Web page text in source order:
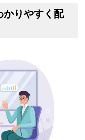
かりやすく配